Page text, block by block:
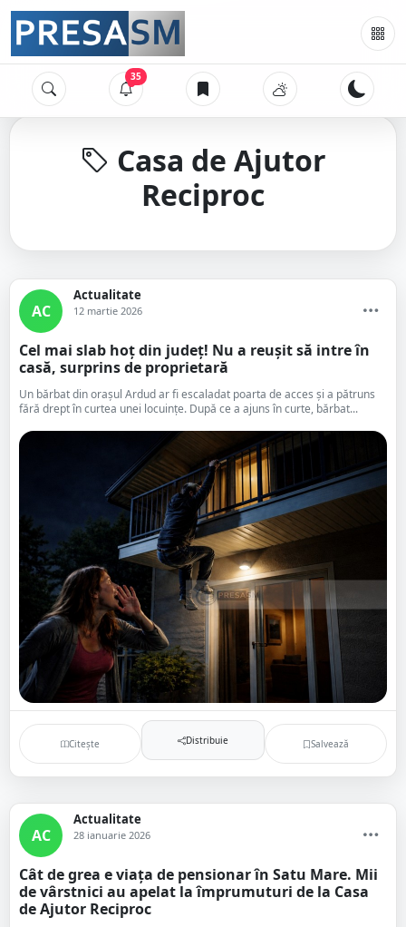
35
Casa de Ajutor
Reciproc
AC
Actualitate
12 martie 2026
Cel mai slab hoț din județ! Nu a reușit să intre în
casă, surprins de proprietară
Un bărbat din orașul Ardud ar fi escaladat poarta de acces și a pătruns
fără drept în curtea unei locuințe. După ce a ajuns în curte, bărbat...
Citește Distribuie Salvează
AC
Actualitate
28 ianuarie 2026
Cât de grea e viața de pensionar în Satu Mare. Mii
de vârstnici au apelat la împrumuturi de la Casa
de Ajutor Reciproc